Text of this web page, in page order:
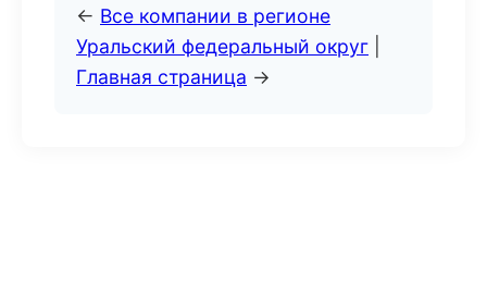
← Все компании в регионе
Уральский федеральный округ
Главная страница →